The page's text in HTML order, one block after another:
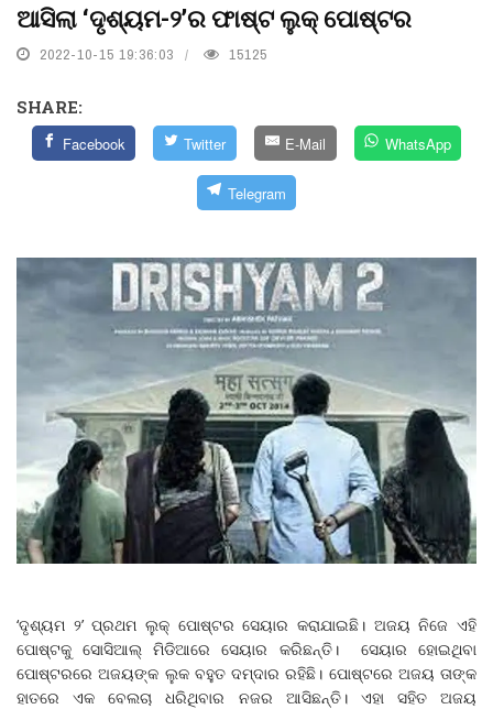
ଆସିଲା ‘ଦୃଶ୍ୟମ-୨’ର ଫାଷ୍ଟ ଲୁକ୍ ପୋଷ୍ଟର
2022-10-15 19:36:03 15125
SHARE:
Facebook Twitter E-Mail WhatsApp
Telegram
‘ଦୃଶ୍ୟମ ୨’ ପ୍ରଥମ ଲୁକ୍ ପୋଷ୍ଟର ସେୟାର କରାଯାଇଛି। ଅଜୟ ନିଜେ ଏହି
ପୋଷ୍ଟକୁ ସୋସିଆଲ୍‌ ମିଡିଆରେ ସେୟାର କରିଛନ୍ତି। ସେୟାର ହୋଇଥିବା
ପୋଷ୍ଟରରେ ଅଜୟଙ୍କ ଲୁକ ବହୁତ ଦମ୍‌ଦାର ରହିଛି। ପୋଷ୍ଟରେ ଅଜୟ ତାଙ୍କ
ହାତରେ ଏକ ବେଲଚା ଧରିଥିବାର ନଜର ଆସିଛନ୍ତି। ଏହା ସହିତ ଅଜୟ